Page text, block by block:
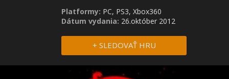
Platformy: PC, PS3, Xbox360
Dátum vydania: 26.október 2012
+ SLEDOVAŤ HRU